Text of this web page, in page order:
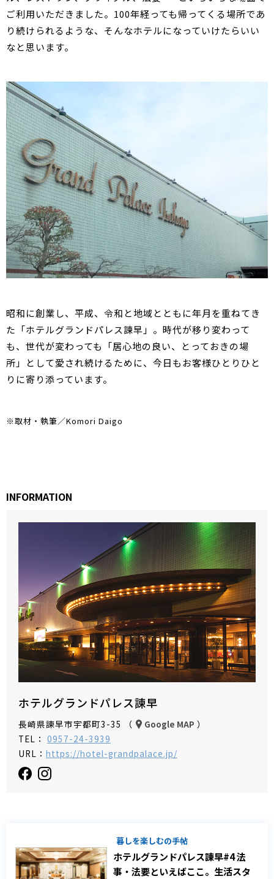
ご利用いただきました。100年経っても帰ってくる場所であ
り続けられるような、そんなホテルになっていけたらいい
なと思います。
昭和に創業し、平成、令和と地域とともに年月を重ねてき
た「ホテルグランドパレス諫早」。時代が移り変わって
も、世代が変わっても「居心地の良い、とっておきの場
所」として愛され続けるために、今日もお客様ひとりひと
りに寄り添っています。
※取材・執筆／Komori Daigo
INFORMATION
ホテルグランドパレス諫早
長崎県諫早市宇都町3-35 （ Google MAP ）
TEL： 0957-24-3939
URL： https://hotel-grandpalace.jp/
暮しを楽しむの手帖
ホテルグランドパレス諫早#4 法
事・法要といえばここ。生活スタ